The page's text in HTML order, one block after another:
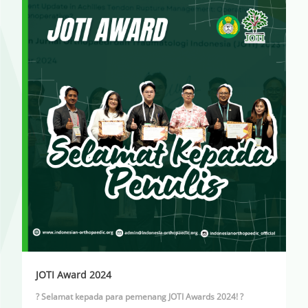
JOTI Award 2024
? Selamat kepada para pemenang JOTI Awards 2024! ?